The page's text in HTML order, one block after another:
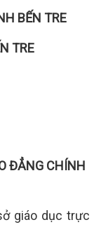
BẾN TRE
TRE
ĐẲNG CHÍNH
giáo dục trực